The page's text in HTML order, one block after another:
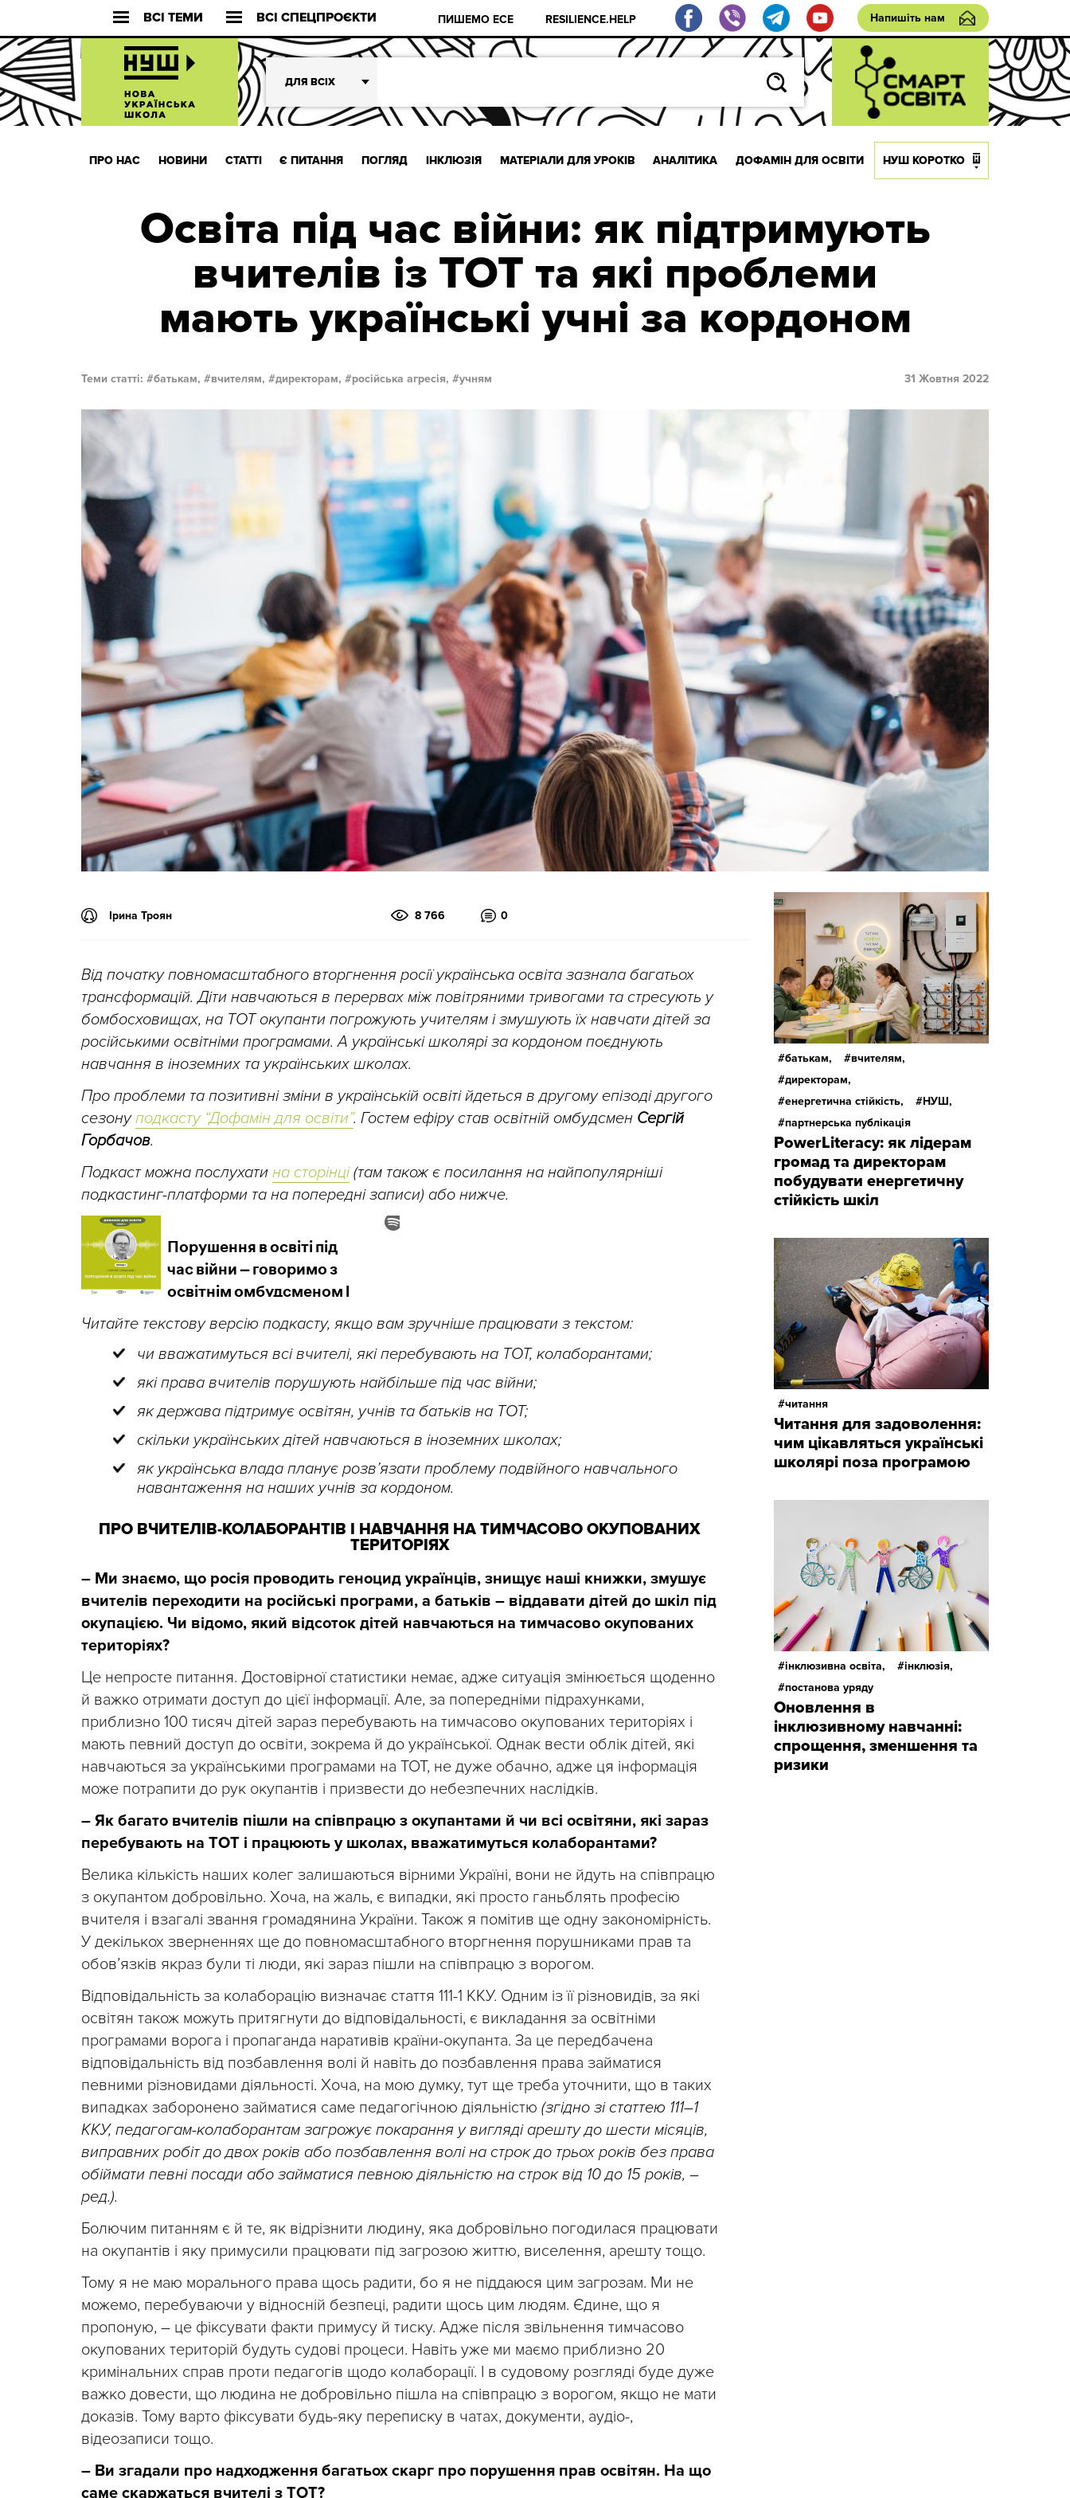
ВСІ ТЕМИ ВСІ СПЕЦПРОЄКТИ ПИШЕМО ЕСЕ RESILIENCE.HELP Напишіть нам
ДЛЯ ВСІХ
ПРО НАС НОВИНИ СТАТТІ Є ПИТАННЯ ПОГЛЯД ІНКЛЮЗІЯ МАТЕРІАЛИ ДЛЯ УРОКІВ АНАЛІТИКА ДОФАМІН ДЛЯ ОСВІТИ НУШ КОРОТКО
Освіта під час війни: як підтримують
вчителів із ТОТ та які проблеми
мають українські учні за кордоном
Теми статті: батькам, вчителям, директорам, російська агресія, учням 31 Жовтня 2022
Ірина Троян 8 766 0
Від початку повномасштабного вторгнення росії українська освіта зазнала багатьох
трансформацій. Діти навчаються в перервах між повітряними тривогами та стресують у
бомбосховищах, на ТОТ окупанти погрожують учителям і змушують їх навчати дітей за
російськими освітніми програмами. А українські школярі за кордоном поєднують
навчання в іноземних та українських школах.
Про проблеми та позитивні зміни в українській освіті йдеться в другому епізоді другого
сезонуподкасту “Дофамін для освіти”. Гостем ефіру став освітній омбудсмен Сергій
Горбачов.
Подкаст можна послухати на сторінці(там також є посилання на найпопулярніші
подкастинг-платформи та на попередні записи) або нижче.
Читайте текстову версію подкасту, якщо вам зручніше працювати з текстом:
чи вважатимуться всі вчителі, які перебувають на ТОТ, колаборантами;
які права вчителів порушують найбільше під час війни;
як держава підтримує освітян, учнів та батьків на ТОТ;
скільки українських дітей навчаються в іноземних школах;
як українська влада планує розвʼязати проблему подвійного навчального
навантаження на наших учнів за кордоном.
ПРО ВЧИТЕЛІВ-КОЛАБОРАНТІВ І НАВЧАННЯ НА ТИМЧАСОВО ОКУПОВАНИХ
ТЕРИТОРІЯХ
– Ми знаємо, що росія проводить геноцид українців, знищує наші книжки, змушує
вчителів переходити на російські програми, а батьків – віддавати дітей до шкіл під
окупацією. Чи відомо, який відсоток дітей навчаються на тимчасово окупованих
територіях?
Це непросте питання. Достовірної статистики немає, адже ситуація змінюється щоденно
й важко отримати доступ до цієї інформації. Але, за попередніми підрахунками,
приблизно 100 тисяч дітей зараз перебувають на тимчасово окупованих територіях і
мають певний доступ до освіти, зокрема й до української. Однак вести облік дітей, які
навчаються за українськими програмами на ТОТ, не дуже обачно, адже ця інформація
може потрапити до рук окупантів і призвести до небезпечних наслідків.
– Як багато вчителів пішли на співпрацю з окупантами й чи всі освітяни, які зараз
перебувають на ТОТ і працюють у школах, вважатимуться колаборантами?
Велика кількість наших колег залишаються вірними Україні, вони не йдуть на співпрацю
з окупантом добровільно. Хоча, на жаль, є випадки, які просто ганьблять професію
вчителя і взагалі звання громадянина України. Також я помітив ще одну закономірність.
У декількох зверненнях ще до повномасштабного вторгнення порушниками прав та
обов’язків якраз були ті люди, які зараз пішли на співпрацю з ворогом.
Відповідальність за колаборацію визначає стаття 111-1 ККУ. Одним із її різновидів, за які
освітян також можуть притягнути до відповідальності, є викладання за освітніми
програмами ворога і пропаганда наративів країни-окупанта. За це передбачена
відповідальність від позбавлення волі й навіть до позбавлення права займатися
певними різновидами діяльності. Хоча, на мою думку, тут ще треба уточнити, що в таких
випадках заборонено займатися саме педагогічною діяльністю (згідно зі статтею 111–1
ККУ, педагогам-колаборантам загрожує покарання у вигляді арешту до шести місяців,
виправних робіт до двох років або позбавлення волі на строк до трьох років без права
обіймати певні посади або займатися певною діяльністю на строк від 10 до 15 років, –
ред.).
Болючим питанням є й те, як відрізнити людину, яка добровільно погодилася працювати
на окупантів і яку примусили працювати під загрозою життю, виселення, арешту тощо.
Тому я не маю морального права щось радити, бо я не піддаюся цим загрозам. Ми не
можемо, перебуваючи у відносній безпеці, радити щось цим людям. Єдине, що я
пропоную, – це фіксувати факти примусу й тиску. Адже після звільнення тимчасово
окупованих територій будуть судові процеси. Навіть уже ми маємо приблизно 20
кримінальних справ проти педагогів щодо колаборації. І в судовому розгляді буде дуже
важко довести, що людина не добровільно пішла на співпрацю з ворогом, якщо не мати
доказів. Тому варто фіксувати будь-яку переписку в чатах, документи, аудіо-,
відеозаписи тощо.
– Ви згадали про надходження багатьох скарг про порушення прав освітян. На що
саме скаржаться вчителі з ТОТ?
батькам,
вчителям,
директорам,
енергетична стійкість,
НУШ,
партнерська публікація
PowerLiteracy: як лідерам
громад та директорам
побудувати енергетичну
стійкість шкіл
читання
Читання для задоволення:
чим цікавляться українські
школярі поза програмою
інклюзивна освіта,
інклюзія,
постанова уряду
Оновлення в
інклюзивному навчанні:
спрощення, зменшення та
ризики